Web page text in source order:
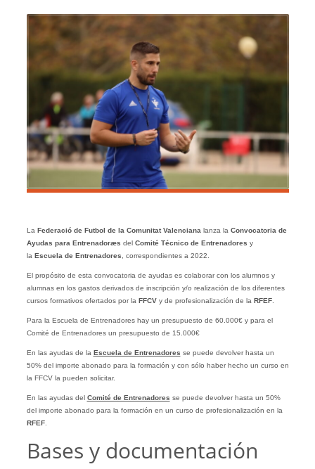
La Federació de Futbol de la Comunitat Valenciana lanza la Convocatoria de
Ayudas para Entrenadoræs del Comité Técnico de Entrenadores y
la Escuela de Entrenadores , correspondientes a 2022.
El propósito de esta convocatoria de ayudas es colaborar con los alumnos y
alumnas en los gastos derivados de inscripción y/o realización de los diferentes
cursos formativos ofertados por la FFCVy de profesionalización de la RFEF.
Para la Escuela de Entrenadores hay un presupuesto de 60.000€ y para el
Comité de Entrenadores un presupuesto de 15.000€
En las ayudas de la Escuela de Entrenadores se puede devolver hasta un
50% del importe abonado para la formación y con sólo haber hecho un curso en
la FFCV la pueden solicitar.
En las ayudas del Comité de Entrenadores se puede devolver hasta un 50%
del importe abonado para la formación en un curso de profesionalización en la
RFEF.
Bases y documentación